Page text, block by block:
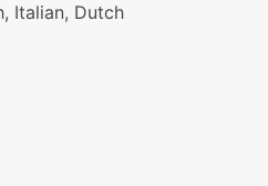
Italian, Dutch